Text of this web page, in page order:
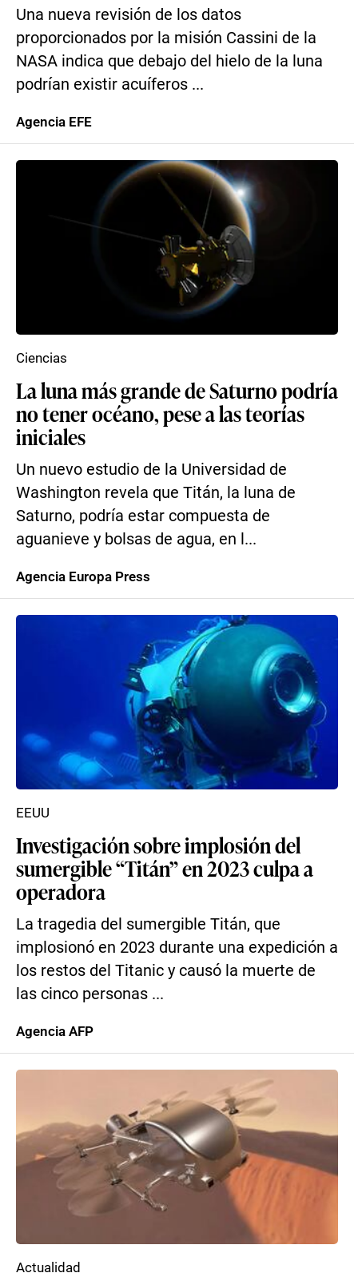
Una nueva revisión de los datos
proporcionados por la misión Cassini de la
NASA indica que debajo del hielo de la luna
podrían existir acuíferos ...
Agencia EFE
La luna más grande de Saturno podría
no tener océano, pese a las teorías
iniciales
Un nuevo estudio de la Universidad de
Washington revela que Titán, la luna de
Saturno, podría estar compuesta de
aguanieve y bolsas de agua, en l...
Ciencias
Agencia Europa Press
Investigación sobre implosión del
sumergible “Titán” en 2023 culpa a
operadora
La tragedia del sumergible Titán, que
implosionó en 2023 durante una expedición a
los restos del Titanic y causó la muerte de
las cinco personas ...
EEUU
Agencia AFP
Actualidad